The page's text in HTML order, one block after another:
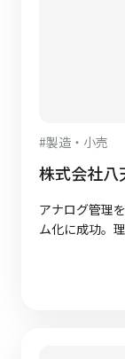
#製造・小売
株式会社八
アナログ管理
ム化に成功。